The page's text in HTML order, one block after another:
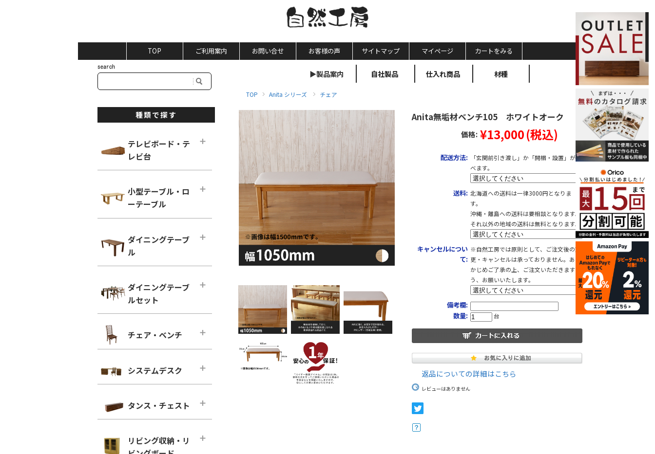
TOP ご利用案内 お問い合せ お客様の声 サイトマップ マイページ カートをみる
▶製品案内 自社製品 仕入れ商品 材種
TOP Anita シリーズ チェア
Anita無垢材ベンチ105 ホワイトオーク
価格: ¥13,000(税込)
配送方法:
「玄関前引き渡し」か「開梱・設置」が選
べます。
送料: 北海道への送料は一律3000円となりま
す。
沖縄・離島への送料は要相談となります。
それ以外の地域の送料は無料となります。
キャンセルについ
て:
※自然工房では原則として、ご注文後の変
更・キャンセルは承っておりません。あら
かじめご了承の上、ご注文いただきますよ
う、お願いいたします。
備考欄:
数量:
台
返品についての詳細はこちら
レビューはありません
種類で探す
テレビボード・テ
レビ台
ロータイプ テレビボード
ハイタイプ テレビボード
幅100cm未満
幅100cm～150cm未満
幅150cm～200cm未満
幅200cm～300cm未満
幅300cm以上
ウォールナット
ブラックチェリー
ホワイトオーク
小型テーブル・ロ
ーテーブル
幅100cm未満
幅100cm以上
引き出し付きタイプ
ウォールナット
ホワイトオーク
ホワイトアッシュ
ダイニングテーブ
ル
幅100cm～150cm未満
幅150cm～200cm未満
2人用
4人用
6人用
シンプルタイプ
ウォールナット
ホワイトオーク
ダイニングテーブ
ルセット
凛／RIN
ブラックチェリー
ホワイトオーク
ホワイトアッシュ
チェア・ベンチ
ダイニングチェア
ブラックチェリー
ホワイトオーク
ホワイトアッシュ
リビングチェア
システムデスク
■幅160cm
幅160cm－奥行き60cm
タンス・チェスト
ローチェストリビング収納・リ